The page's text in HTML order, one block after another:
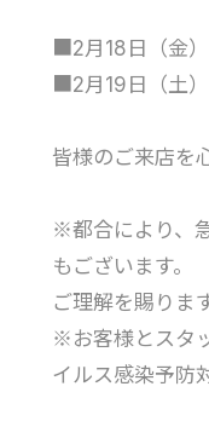
■2月18日（金
■2月19日（土
皆様のご来店を
※都合により、
もございます。
ご理解を賜りま
※お客様とスタ
イルス感染予防